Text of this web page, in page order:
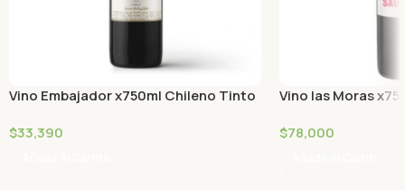
Vino Embajador x750ml Chileno Tinto
$33,390
Vino las Moras
$78,000